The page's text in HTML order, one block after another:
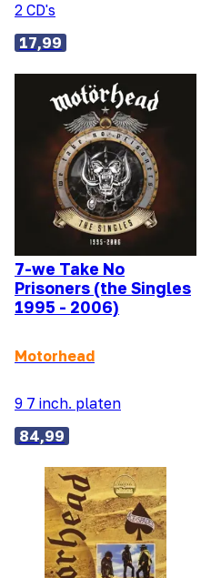
2 CD's
17,99
7-we Take No
Prisoners (the Singles
1995 - 2006)
Motorhead
9 7 inch. platen
84,99